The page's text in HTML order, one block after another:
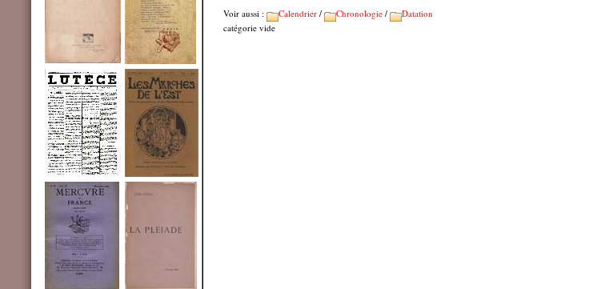
Voir aussi :
Calendrier / Chronologie /
Datation
catégorie vide